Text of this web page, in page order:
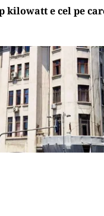
kilowatt e cel pe